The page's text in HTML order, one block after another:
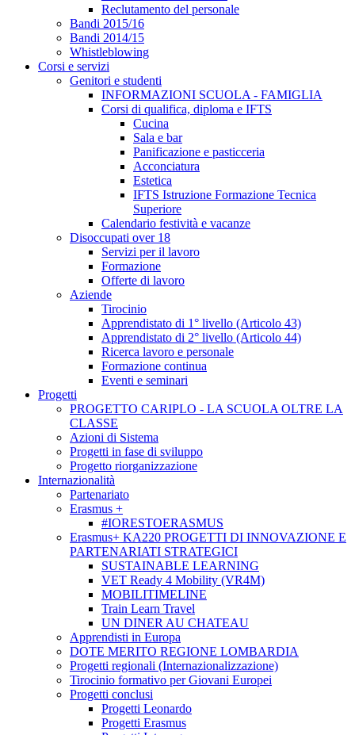
Reclutamento del personale
Bandi 2015/16
Bandi 2014/15
Whistleblowing
Corsi e servizi
Genitori e studenti
INFORMAZIONI SCUOLA - FAMIGLIA
Corsi di qualifica, diploma e IFTS
Cucina
Sala e bar
Panificazione e pasticceria
Acconciatura
Estetica
IFTS Istruzione Formazione Tecnica
Superiore
Calendario festività e vacanze
Disoccupati over 18
Servizi per il lavoro
Formazione
Offerte di lavoro
Aziende
Tirocinio
Apprendistato di 1° livello (Articolo 43)
Apprendistato di 2° livello (Articolo 44)
Ricerca lavoro e personale
Formazione continua
Eventi e seminari
Progetti
PROGETTO CARIPLO - LA SCUOLA OLTRE LA
CLASSE
Azioni di Sistema
Progetti in fase di sviluppo
Progetto riorganizzazione
Internazionalità
Partenariato
Erasmus +
#IORESTOERASMUS
Erasmus+ KA220 PROGETTI DI INNOVAZIONE E
PARTENARIATI STRATEGICI
SUSTAINABLE LEARNING
VET Ready 4 Mobility (VR4M)
MOBILITIMELINE
Train Learn Travel
UN DINER AU CHATEAU
Apprendisti in Europa
DOTE MERITO REGIONE LOMBARDIA
Progetti regionali (Internazionalizzazione)
Tirocinio formativo per Giovani Europei
Progetti conclusi
Progetti Leonardo
Progetti Erasmus